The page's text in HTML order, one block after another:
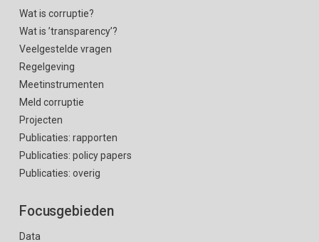
Wat is corruptie?
Wat is ’transparency’?
Veelgestelde vragen
Regelgeving
Meetinstrumenten
Meld corruptie
Projecten
Publicaties: rapporten
Publicaties: policy papers
Publicaties: overig
Focusgebieden
Data